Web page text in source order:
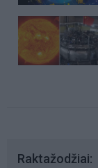
Raktažodžiai